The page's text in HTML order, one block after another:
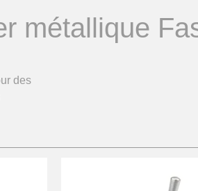
métallique
des